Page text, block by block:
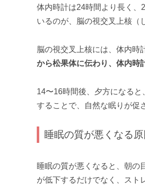
体内時計は24時間より長く、
いるのが、脳の視交叉上核（
脳の視交叉上核には、体内時
から松果体に伝わり、体内時
14〜16時間後、夕方になる
することで、自然な眠りが促
睡眠の質が悪くなる原
睡眠の質が悪くなると、朝の
が低下するだけでなく、スト